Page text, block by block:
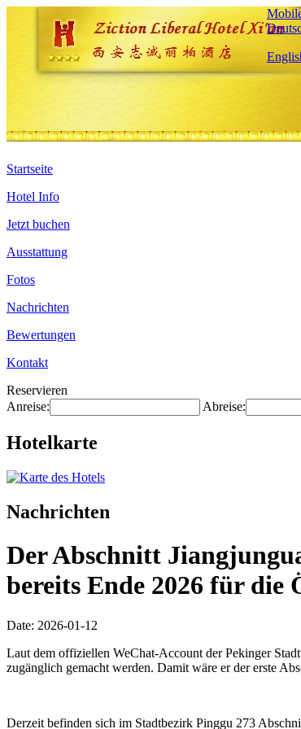
Startseite
Hotel Info
Jetzt buchen
Ausstattung
Fotos
Nachrichten
Bewertungen
Kontakt
Reservieren
Anreise:
Abreise:
Hotelkarte
Nachrichten
Der Abschnitt
bereits Ende 2026 für die
Date: 2026-01-12
Laut dem offiziellen WeChat-Account der Pekinger
zugänglich gemacht werden. Damit wäre er der erste
Derzeit befinden sich im Stadtbezirk Pinggu 273